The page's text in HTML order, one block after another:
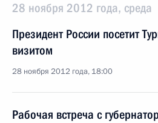
28 ноября 2012 года, среда
Президент России посетит
визитом
28 ноября 2012 года, 18:00
Рабочая встреча с